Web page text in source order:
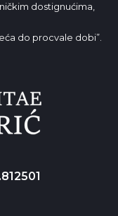
dostignućima,
do procvale dobi”.